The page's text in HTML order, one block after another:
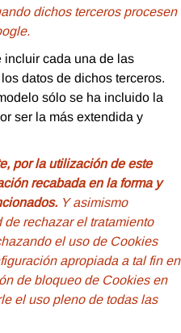
dichos terceros procesen
incluir cada una de las
datos de dichos terceros.
sólo se ha incluido la
ser la más extendida y
por la utilización de este
recabada en la forma y
Y asimismo
rechazar el tratamiento
el uso de Cookies
apropiada a tal fin en
de bloqueo de Cookies en
el uso pleno de todas las